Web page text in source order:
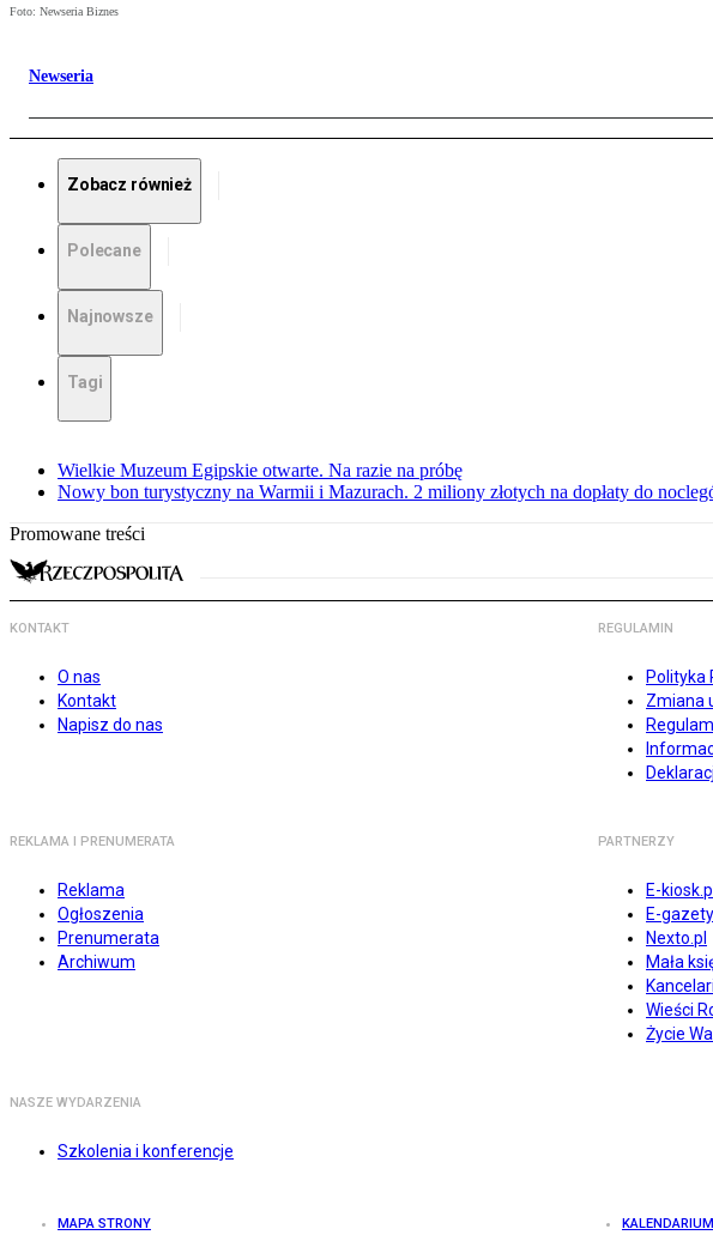
Foto: Newseria Biznes
Newseria
Zobacz również
Polecane
Najnowsze
Tagi
Wielkie Muzeum Egipskie otwarte. Na razie na próbę
Nowy bon turystyczny na Warmii i Mazurach. 2 miliony złotych na dopłaty do
Promowane treści
KONTAKT
O nas
Kontakt
Napisz do nas
REGULAMIN
Polityka
Zmiana
REKLAMA I PRENUMERATA
Reklama
Ogłoszenia
Prenumerata
Archiwum
PARTNERZY
E-kiosk.pl
E-
Nexto.pl
Mała
Wieści
Życie
NASZE WYDARZENIA
Szkolenia i konferencje
MAPA STRONY KALENDARIUM